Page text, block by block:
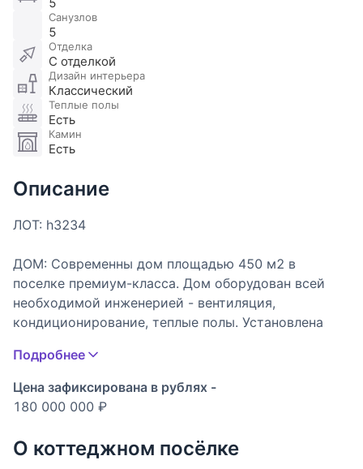
Санузлов
5
Отделка
С отделкой
Дизайн интерьера
Классический
Теплые полы
Есть
Камин
Есть
Описание
ЛОТ: h3234
ДОМ: Современны дом площадью 450 м2 в
поселке премиум-класса. Дом оборудован всей
необходимой инженерией - вентиляция,
кондиционирование, теплые полы. Установлена
УЧАСТОК: Участок с ландшафтным дизайном. На
территории есть навес для 2 автомобилей.
барбекю.
Подробнее
Цена зафиксирована в рублях -
180 000 000 ₽
О коттеджном посёлке